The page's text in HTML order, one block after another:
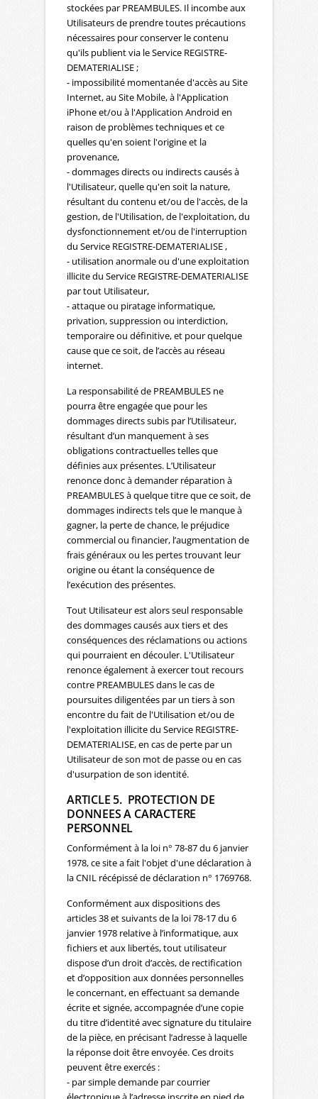
stockées par PREAMBULES. Il incombe aux
Utilisateurs de prendre toutes précautions
nécessaires pour conserver le contenu
qu'ils publient via le Service REGISTRE-
DEMATERIALISE ;
- impossibilité momentanée d'accès au Site
Internet, au Site Mobile, à l'Application
iPhone et/ou à l'Application Android en
raison de problèmes techniques et ce
quelles qu'en soient l'origine et la
provenance,
- dommages directs ou indirects causés à
l'Utilisateur, quelle qu'en soit la nature,
résultant du contenu et/ou de l'accès, de la
gestion, de l'Utilisation, de l'exploitation, du
dysfonctionnement et/ou de l'interruption
du Service REGISTRE-DEMATERIALISE ,
- utilisation anormale ou d'une exploitation
illicite du Service REGISTRE-DEMATERIALISE
par tout Utilisateur,
- attaque ou piratage informatique,
privation, suppression ou interdiction,
temporaire ou définitive, et pour quelque
cause que ce soit, de l’accès au réseau
internet.
La responsabilité de PREAMBULES ne
pourra être engagée que pour les
dommages directs subis par l’Utilisateur,
résultant d’un manquement à ses
obligations contractuelles telles que
définies aux présentes. L’Utilisateur
renonce donc à demander réparation à
PREAMBULES à quelque titre que ce soit, de
dommages indirects tels que le manque à
gagner, la perte de chance, le préjudice
commercial ou financier, l’augmentation de
frais généraux ou les pertes trouvant leur
origine ou étant la conséquence de
l’exécution des présentes.
Tout Utilisateur est alors seul responsable
des dommages causés aux tiers et des
conséquences des réclamations ou actions
qui pourraient en découler. L'Utilisateur
renonce également à exercer tout recours
contre PREAMBULES dans le cas de
poursuites diligentées par un tiers à son
encontre du fait de l'Utilisation et/ou de
l'exploitation illicite du Service REGISTRE-
DEMATERIALISE, en cas de perte par un
Utilisateur de son mot de passe ou en cas
d'usurpation de son identité.
ARTICLE 5. PROTECTION DE
DONNEES A CARACTERE
PERSONNEL
Conformément à la loi n° 78-87 du 6 janvier
1978, ce site a fait l'objet d'une déclaration à
la CNIL récépissé de déclaration n° 1769768.
Conformément aux dispositions des
articles 38 et suivants de la loi 78-17 du 6
janvier 1978 relative à l’informatique, aux
fichiers et aux libertés, tout utilisateur
dispose d’un droit d’accès, de rectification
et d’opposition aux données personnelles
le concernant, en effectuant sa demande
écrite et signée, accompagnée d’une copie
du titre d’identité avec signature du titulaire
de la pièce, en précisant l’adresse à laquelle
la réponse doit être envoyée. Ces droits
peuvent être exercés :
- par simple demande par courrier